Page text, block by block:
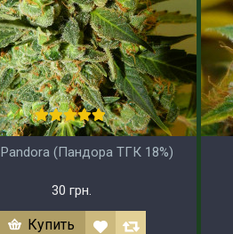
(Пандора ТГК 18%)
30 грн.
Купить